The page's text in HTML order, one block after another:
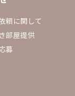
頼に関して
部屋提供
募